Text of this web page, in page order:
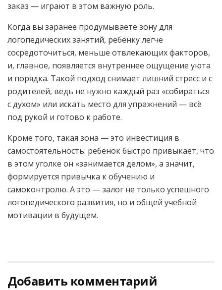
заказ — играют в этом важную роль.
Когда вы заранее продумываете зону для
логопедических занятий, ребёнку легче
сосредоточиться, меньше отвлекающих факторов,
и, главное, появляется внутреннее ощущение уюта
и порядка. Такой подход снимает лишний стресс и с
родителей, ведь не нужно каждый раз «собираться
с духом» или искать место для упражнений — всё
под рукой и готово к работе.
Кроме того, такая зона — это инвестиция в
самостоятельность: ребёнок быстро привыкает, что
в этом уголке он «занимается делом», а значит,
формируется привычка к обучению и
самоконтролю. А это — залог не только успешного
логопедического развития, но и общей учебной
мотивации в будущем.
Добавить комментарий